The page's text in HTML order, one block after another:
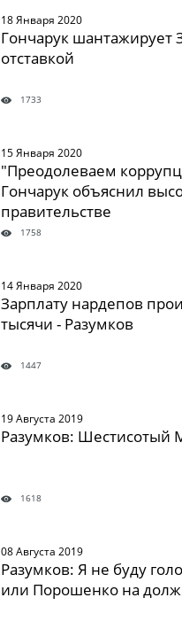
18 Января 2020
Гончарук шантажирует
отставкой
1733
15 Января 2020
"Преодолеваем
Гончарук объяснил
правительстве
1758
14 Января 2020
Зарплату нардепов
тысячи - Разумков
1447
19 Августа 2019
Разумков: Шестисотый
1618
08 Августа 2019
Разумков: Я не буду
или Порошенко на